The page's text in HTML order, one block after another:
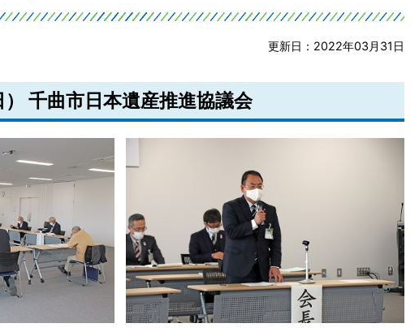
更新日：2022年03月31日
千曲市日本遺産推進協議会